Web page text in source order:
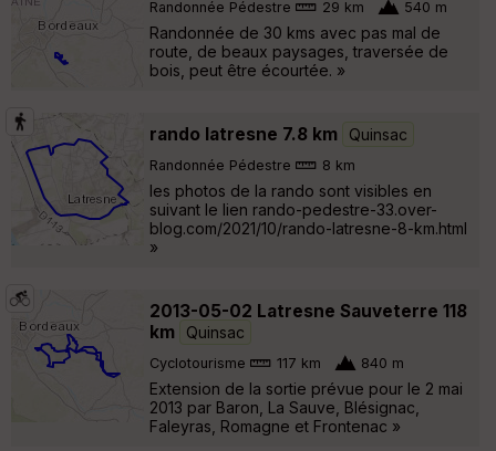
Randonnée Pédestre 29 km 540 m
Randonnée de 30 kms avec pas mal de
route, de beaux paysages, traversée de
bois, peut être écourtée. »
rando latresne 7.8 km Quinsac
Randonnée Pédestre 8 km
les photos de la rando sont visibles en
suivant le lien rando-pedestre-33.over-
blog.com/2021/10/rando-latresne-8-km.html
»
2013-05-02 Latresne Sauveterre 118
km
Quinsac
Cyclotourisme 117 km 840 m
Extension de la sortie prévue pour le 2 mai
2013 par Baron, La Sauve, Blésignac,
Faleyras, Romagne et Frontenac »